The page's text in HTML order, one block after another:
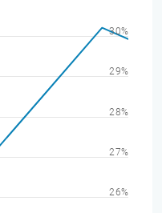
26%
27%
28%
29%
30%